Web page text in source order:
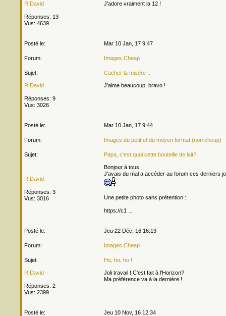
R.David
Réponses: 13
Vus: 4639
J'adore vraiment la 12 !
Posté le: Mar 10 Jan, 17 9:47
Forum: Images Cheap
Sujet: Cacher la misère ..
R.David
Réponses: 9
Vus: 3026
J'aime beaucoup, bravo !
Posté le: Mar 10 Jan, 17 9:44
Forum: Images du petit et du moyen format (non cheap)
Sujet: Papa, c'est quoi cette bouteille de lait?
R.David
Réponses: 3
Vus: 3016
Bonjour à tous,
J'avais du mal a accéder au forum ces derniers
Une petite photo sans prétention :
https://c1 ...
Posté le: Jeu 22 Déc, 16 16:13
Forum: Images Cheap
Sujet: Ho, ho, ho !
R.David
Réponses: 2
Vus: 2399
Joli travail ! C'est fait à l'Horizon?
Ma préférence va à la dernière !
Posté le: Jeu 10 Nov, 16 12:34